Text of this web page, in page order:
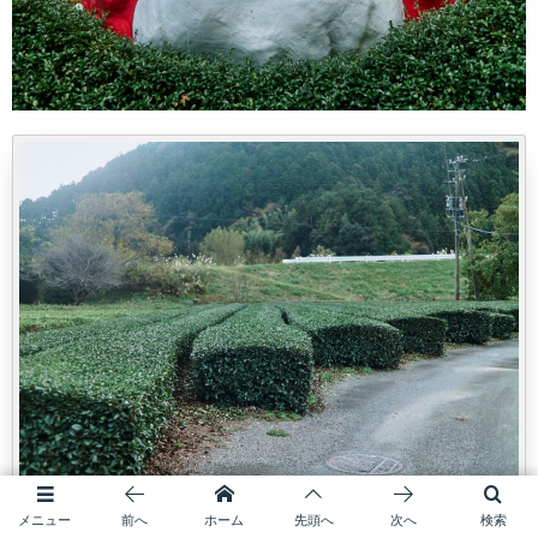
メニュー 検索
前へ ホーム 先頭へ 次へ